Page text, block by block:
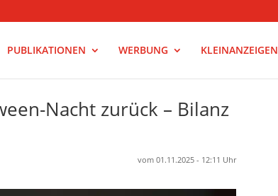
PUBLIKATIONEN WERBUNG KLEINANZEIGEN
Nacht zurück – Bilanz
vom 01.11.2025 - 12:11 Uhr